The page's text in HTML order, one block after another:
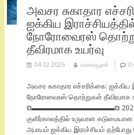
அவசர சுகாதார
ஐக்கிய
நோரோவைரஸ்
தீவிரமாக உயர்வு
04.02.2026 மாவையூரன் 0
அவசர சுகாதார எச்சரிக்கை: ஐக்கிய
நோரோவைரஸ் தொற்றுகள் தீவிரமாக
⧉▬▬▬▬▬▬▬▬▬▬▬▬⧉ 2026
குளிர்காலத்தில் உருவான கடுமையான
அபாயம் ஐக்கிய இராச்சியம்